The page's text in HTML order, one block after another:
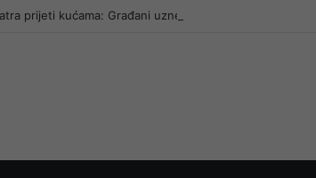
prijeti kućama: Građani uznemireni, gašenje se